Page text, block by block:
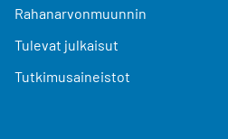
Rahanarvonmuunnin
Tulevat julkaisut
Tutkimusaineistot